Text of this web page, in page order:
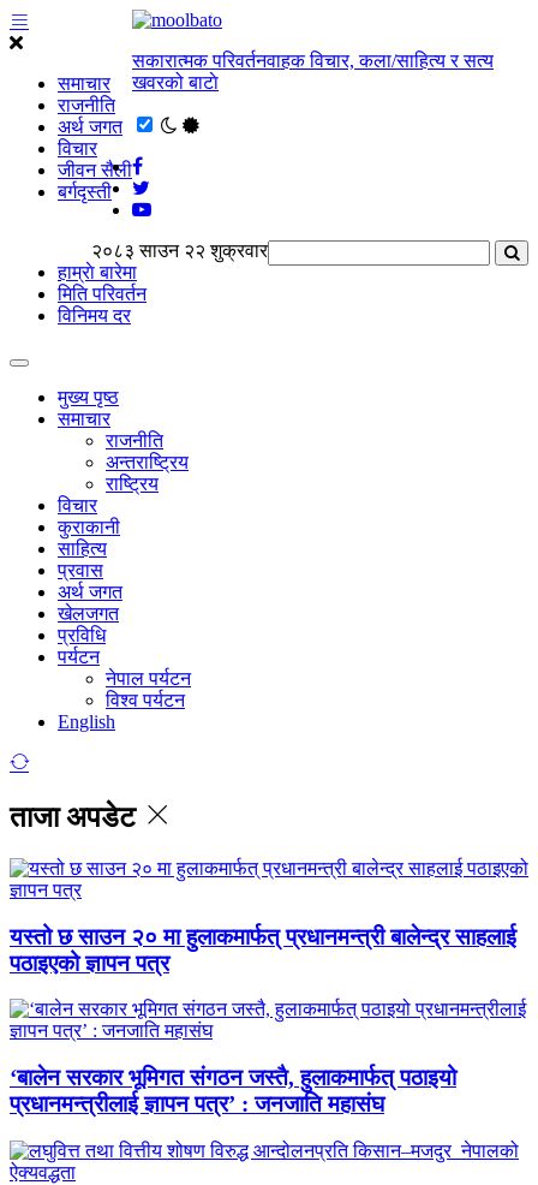
समाचार
राजनीति
अर्थ जगत
विचार
जीवन सैली
बर्गदृस्ती
सकारात्मक परिवर्तनवाहक विचार, कला/साहित्य र सत्य
खवरको बाटाे
२०८३ साउन २२ शुक्रवार
हाम्राे बारेमा
मिति परिवर्तन
विनिमय दर
मुख्य पृष्ठ
समाचार
राजनीति
अन्तराष्ट्रिय
राष्ट्रिय
विचार
कुराकानी
साहित्य
प्रवास
अर्थ जगत
खेलजगत
प्रविधि
पर्यटन
नेपाल पर्यटन
विश्व पर्यटन
English
ताजा अपडेट
यस्तो छ साउन २० मा हुलाकमार्फत् प्रधानमन्त्री बालेन्द्र साहलाई
पठाइएको ज्ञापन पत्र
‘बालेन सरकार भूमिगत संगठन जस्तै, हुलाकमार्फत् पठाइयो
प्रधानमन्त्रीलाई ज्ञापन पत्र’ : जनजाति महासंघ